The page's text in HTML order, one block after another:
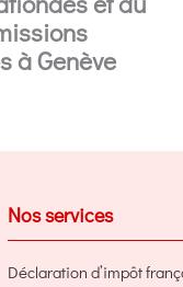
à Genève
Nos services
Déclaration d’impôt